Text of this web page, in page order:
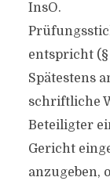
InsO.
entspricht (§
Spätestens
schriftliche
Beteiligter
Gericht
anzugeben,